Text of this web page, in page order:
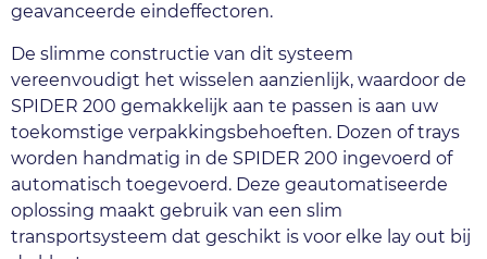
geavanceerde eindeffectoren.
De slimme constructie van dit systeem
vereenvoudigt het wisselen aanzienlijk, waardoor de
SPIDER 200 gemakkelijk aan te passen is aan uw
toekomstige verpakkingsbehoeften. Dozen of trays
worden handmatig in de SPIDER 200 ingevoerd of
automatisch toegevoerd. Deze geautomatiseerde
oplossing maakt gebruik van een slim
transportsysteem dat geschikt is voor elke lay out bij